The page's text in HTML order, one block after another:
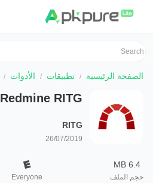
الصفحة الرئيسية تطبيقات الأدوات
Redmine RITG
RITG
26/07/2019
6.4 MB
حجم الملف Everyone